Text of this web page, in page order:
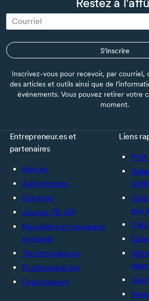
S'inscrire
Inscrivez-vous pour recevoir, par courriel,
des articles et outils ainsi que de
événements. Vous pouvez retirer votre
moment.
Entrepreneur.es et
partenaires
Noir.es
Autochtones
Femmes
Jeunes (18-39)
Nouvelles et nouveaux
arrivants
Technologiques
Professionel.les
Fournisseurs
Liens
Prêt
aux